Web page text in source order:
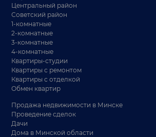
Центральный район
Советский район
1-комнатные
2-комнатные
3-комнатные
4-комнатные
Квартиры-студии
Квартиры с ремонтом
Квартиры с отделкой
Обмен квартир
Продажа недвижимости в Минске
Проведение сделок
Дачи
Дома в Минской области